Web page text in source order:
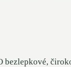
bezlepkové,